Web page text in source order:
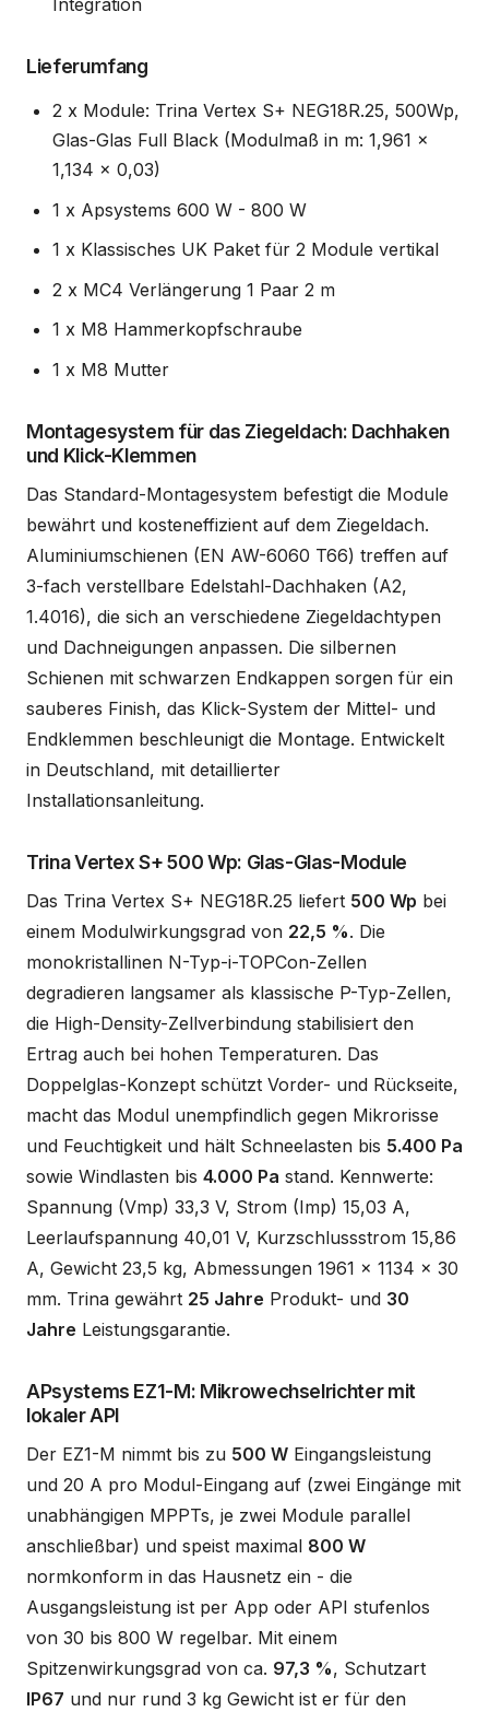
Lieferumfang
2 x Module: Trina Vertex S+ NEG18R.25, 500Wp,
Glas-Glas Full Black (Modulmaß in m: 1,961 x
1,134 x 0,03)
1 x Apsystems 600 W - 800 W
1 x Klassisches UK Paket für 2 Module vertikal
2 x MC4 Verlängerung 1 Paar 2 m
1 x M8 Hammerkopfschraube
1 x M8 Mutter
Montagesystem für das Ziegeldach: Dachhaken
und Klick-Klemmen
Das Standard-Montagesystem befestigt die Module
bewährt und kosteneffizient auf dem Ziegeldach.
Aluminiumschienen (EN AW-6060 T66) treffen auf
3-fach verstellbare Edelstahl-Dachhaken (A2,
1.4016), die sich an verschiedene Ziegeldachtypen
und Dachneigungen anpassen. Die silbernen
Schienen mit schwarzen Endkappen sorgen für ein
sauberes Finish, das Klick-System der Mittel- und
Endklemmen beschleunigt die Montage. Entwickelt
in Deutschland, mit detaillierter
Installationsanleitung.
Trina Vertex S+ 500 Wp: Glas-Glas-Module
Das Trina Vertex S+ NEG18R.25 liefert 500 Wp bei
einem Modulwirkungsgrad von 22,5 %. Die
monokristallinen N-Typ-i-TOPCon-Zellen
degradieren langsamer als klassische P-Typ-Zellen,
die High-Density-Zellverbindung stabilisiert den
Ertrag auch bei hohen Temperaturen. Das
Doppelglas-Konzept schützt Vorder- und Rückseite,
macht das Modul unempfindlich gegen Mikrorisse
und Feuchtigkeit und hält Schneelasten bis 5.400 Pa
sowie Windlasten bis 4.000 Pa stand. Kennwerte:
Spannung (Vmp) 33,3 V, Strom (Imp) 15,03 A,
Leerlaufspannung 40,01 V, Kurzschlussstrom 15,86
A, Gewicht 23,5 kg, Abmessungen 1961 x 1134 x 30
mm. Trina gewährt 25 Jahre Produkt- und 30
Jahre Leistungsgarantie.
APsystems EZ1-M: Mikrowechselrichter mit
lokaler API
Der EZ1-M nimmt bis zu 500 W Eingangsleistung
und 20 A pro Modul-Eingang auf (zwei Eingänge mit
unabhängigen MPPTs, je zwei Module parallel
anschließbar) und speist maximal 800 W
normkonform in das Hausnetz ein - die
Ausgangsleistung ist per App oder API stufenlos
von 30 bis 800 W regelbar. Mit einem
Spitzenwirkungsgrad von ca. 97,3 %, Schutzart
IP67 und nur rund 3 kg Gewicht ist er für den